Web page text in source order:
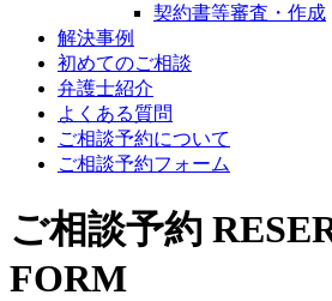
契約書等審査・作成
解決事例
初めてのご相談
弁護士紹介
よくある質問
ご相談予約について
ご相談予約フォーム
ご相談予約
FORM